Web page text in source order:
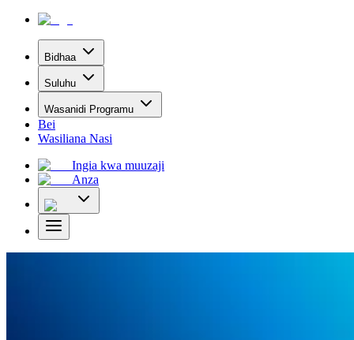
Bidhaa
Suluhu
Wasanidi Programu
Bei
Wasiliana Nasi
Ingia kwa muuzaji
Anza